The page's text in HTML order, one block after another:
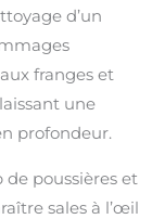
d’un
franges et
une
profondeur.
poussières et
sales à l’œil